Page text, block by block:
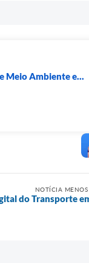
Meio Ambiente e...
NOTÍCIA MENOS
do Transporte